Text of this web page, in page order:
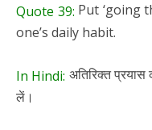
Quote 39: Put ‘going
one’s daily habit.
In Hindi: अतिरिक्त
लें।